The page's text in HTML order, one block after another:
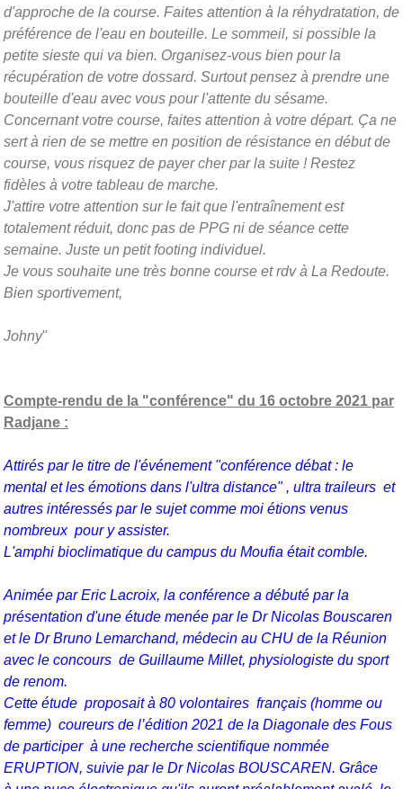
d'approche de la course. Faites attention à la réhydratation, de
préférence de l'eau en bouteille. Le sommeil, si possible la
petite sieste qui va bien. Organisez-vous bien pour la
récupération de votre dossard. Surtout pensez à prendre une
bouteille d'eau avec vous pour l'attente du sésame.
Concernant votre course, faites attention à votre départ. Ça ne
sert à rien de se mettre en position de résistance en début de
course, vous risquez de payer cher par la suite ! Restez
fidèles à votre tableau de marche.
J'attire votre attention sur le fait que l'entraînement est
totalement réduit, donc pas de PPG ni de séance cette
semaine. Juste un petit footing individuel.
Je vous souhaite une très bonne course et rdv à La Redoute.
Bien sportivement,
Johny"
Compte-rendu de la "conférence" du 16 octobre 2021 par
Radjane :
Attirés par le titre de l'événement "conférence débat : le
mental et les émotions dans l'ultra distance" , ultra traileurs et
autres intéressés par le sujet comme moi étions venus
nombreux pour y assister.
L'amphi bioclimatique du campus du Moufia était comble.
Animée par Eric Lacroix, la conférence a débuté par la
présentation d'une étude menée par le Dr Nicolas Bouscaren
et le Dr Bruno Lemarchand, médecin au CHU de la Réunion
avec le concours de Guillaume Millet, physiologiste du sport
de renom.
Cette étude proposait à 80 volontaires français (homme ou
femme) coureurs de l’édition 2021 de la Diagonale des Fous
de participer à une recherche scientifique nommée
ERUPTION, suivie par le Dr Nicolas BOUSCAREN. Grâce